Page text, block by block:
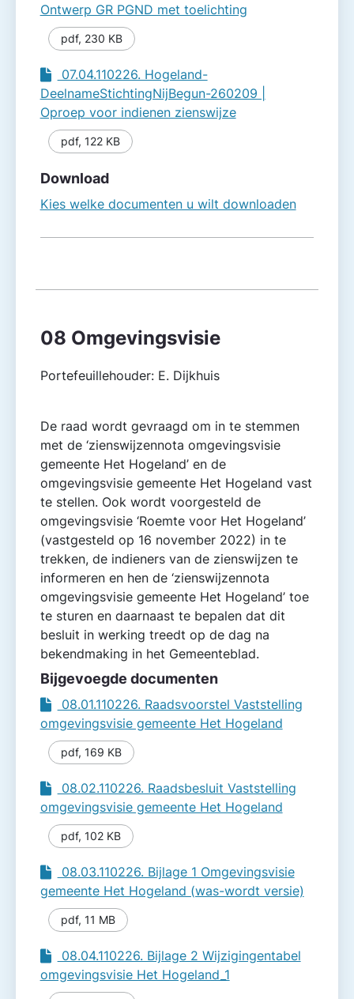
Ontwerp GR PGND met toelichting
pdf, 230 KB
07.04.110226. Hogeland-
DeelnameStichtingNijBegun-260209 |
Oproep voor indienen zienswijze
pdf, 122 KB
Download
Kies welke documenten u wilt downloaden
08 Omgevingsvisie
Portefeuillehouder: E. Dijkhuis
De raad wordt gevraagd om in te stemmen
met de ‘zienswijzennota omgevingsvisie
gemeente Het Hogeland’ en de
omgevingsvisie gemeente Het Hogeland vast
te stellen. Ook wordt voorgesteld de
omgevingsvisie ‘Roemte voor Het Hogeland’
(vastgesteld op 16 november 2022) in te
trekken, de indieners van de zienswijzen te
informeren en hen de ‘zienswijzennota
omgevingsvisie gemeente Het Hogeland’ toe
te sturen en daarnaast te bepalen dat dit
besluit in werking treedt op de dag na
bekendmaking in het Gemeenteblad.
Bijgevoegde documenten
08.01.110226. Raadsvoorstel Vaststelling
omgevingsvisie gemeente Het Hogeland
pdf, 169 KB
08.02.110226. Raadsbesluit Vaststelling
omgevingsvisie gemeente Het Hogeland
pdf, 102 KB
08.03.110226. Bijlage 1 Omgevingsvisie
gemeente Het Hogeland (was-wordt versie)
pdf, 11 MB
08.04.110226. Bijlage 2 Wijzigingentabel
omgevingsvisie Het Hogeland_1